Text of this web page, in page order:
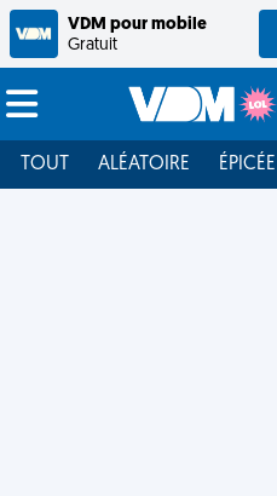
VDM pour mobile
Gratuit
TOUT ALÉATOIRE ÉPICÉE